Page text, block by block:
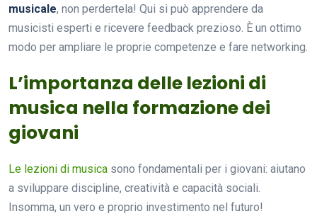
musicale, non perdertela! Qui si può apprendere da
musicisti esperti e ricevere feedback prezioso. È un ottimo
modo per ampliare le proprie competenze e fare networking.
L’importanza delle lezioni di
musica nella formazione dei
giovani
Le lezioni di musica sono fondamentali per i giovani: aiutano
a sviluppare discipline, creatività e capacità sociali.
Insomma, un vero e proprio investimento nel futuro!